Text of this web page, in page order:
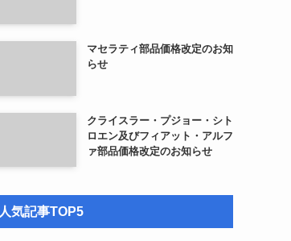
マセラティ部品価格改定のお知
らせ
クライスラー・プジョー・シト
ロエン及びフィアット・アルフ
ァ部品価格改定のお知らせ
人気記事TOP5